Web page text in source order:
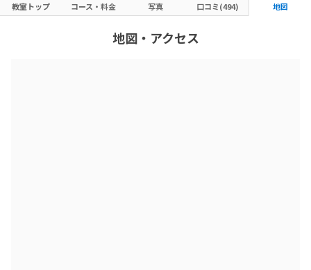
教室トップ コース・料金 写真 口コミ(494) 地図
地図・アクセス